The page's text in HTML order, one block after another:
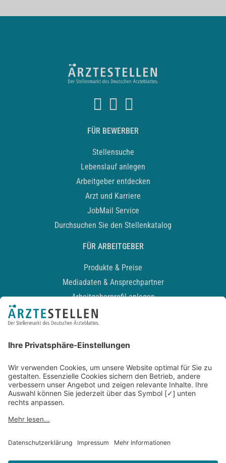
FÜR BEWERBER
Stellensuche
Lebenslauf anlegen
Arbeitgeber entdecken
Arzt und Karriere
JobMail Service
Durchsuchen Sie den Stellenkatalog
FÜR ARBEITGEBER
Produkte & Preise
Mediadaten & Ansprechpartner
Arbeitgeberprofil anlegen
Recruiting-Podcast
Kontakt
Datenschutz
Newsletter